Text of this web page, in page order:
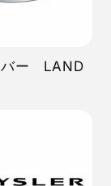
バー LAND